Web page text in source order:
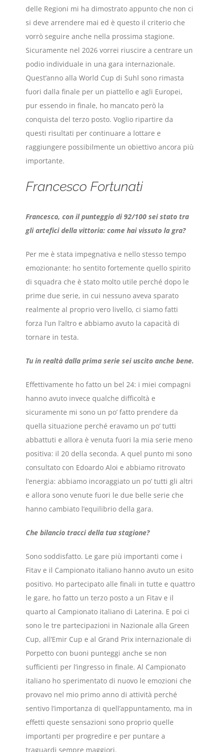
delle Regioni mi ha dimostrato appunto che non ci
si deve arrendere mai ed è questo il criterio che
vorrò seguire anche nella prossima stagione.
Sicuramente nel 2026 vorrei riuscire a centrare un
podio individuale in una gara internazionale.
Quest’anno alla World Cup di Suhl sono rimasta
fuori dalla finale per un piattello e agli Europei,
pur essendo in finale, ho mancato però la
conquista del terzo posto. Voglio ripartire da
questi risultati per continuare a lottare e
raggiungere possibilmente un obiettivo ancora più
importante.
Francesco Fortunati
Francesco, con il punteggio di 92/100 sei stato tra
gli artefici della vittoria: come hai vissuto la gra?
Per me è stata impegnativa e nello stesso tempo
emozionante: ho sentito fortemente quello spirito
di squadra che è stato molto utile perché dopo le
prime due serie, in cui nessuno aveva sparato
realmente al proprio vero livello, ci siamo fatti
forza l’un l’altro e abbiamo avuto la capacità di
tornare in testa.
Tu in realtà dalla prima serie sei uscito anche bene.
Effettivamente ho fatto un bel 24: i miei compagni
hanno avuto invece qualche difficoltà e
sicuramente mi sono un po’ fatto prendere da
quella situazione perché eravamo un po’ tutti
abbattuti e allora è venuta fuori la mia serie meno
positiva: il 20 della seconda. A quel punto mi sono
consultato con Edoardo Aloi e abbiamo ritrovato
l’energia: abbiamo incoraggiato un po’ tutti gli altri
e allora sono venute fuori le due belle serie che
hanno cambiato l’equilibrio della gara.
Che bilancio tracci della tua stagione?
Sono soddisfatto. Le gare più importanti come i
Fitav e il Campionato italiano hanno avuto un esito
positivo. Ho partecipato alle finali in tutte e quattro
le gare, ho fatto un terzo posto a un Fitav e il
quarto al Campionato italiano di Laterina. E poi ci
sono le tre partecipazioni in Nazionale alla Green
Cup, all’Emir Cup e al Grand Prix internazionale di
Porpetto con buoni punteggi anche se non
sufficienti per l’ingresso in finale. Al Campionato
italiano ho sperimentato di nuovo le emozioni che
provavo nel mio primo anno di attività perché
sentivo l’importanza di quell’appuntamento, ma in
effetti queste sensazioni sono proprio quelle
importanti per progredire e per puntare a
traguardi sempre maggiori.